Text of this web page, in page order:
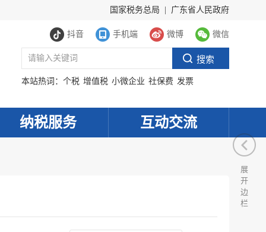
国家税务总局 广东省人民政府
抖音 手机端 微博 微信
本站热词： 个税 增值税 小微企业 社保费 发票
纳税服务 互动交流
展
开
边
栏